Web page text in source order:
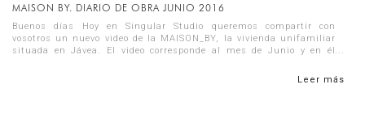
MAISON BY. DIARIO DE OBRA JUNIO 2016
Buenos días Hoy en Singular Studio queremos compartir con
vosotros un nuevo video de la MAISON_BY, la vivienda unifamiliar
situada en Jávea. El video corresponde al mes de Junio y en él
Leer más